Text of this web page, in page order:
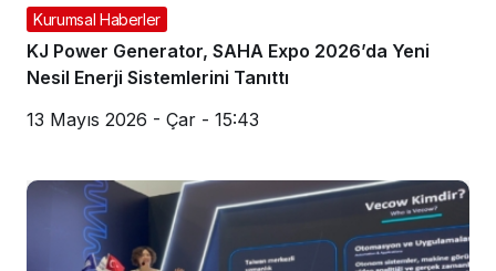
Kurumsal Haberler
KJ Power Generator, SAHA Expo 2026’da Yeni
Nesil Enerji Sistemlerini Tanıttı
13 Mayıs 2026 - Çar - 15:43